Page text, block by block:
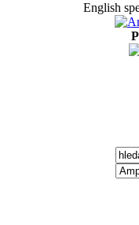
English